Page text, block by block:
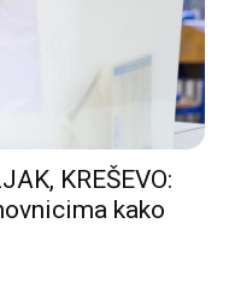
KREŠEVO:
kako